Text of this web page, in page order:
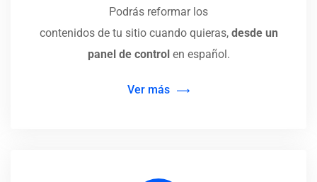
Podrás reformar los
contenidos de tu sitio cuando quieras, desde un
panel de control en español.
Ver más